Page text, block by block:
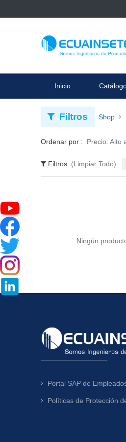
Inicio
Filtros Shop
Ordenar por : Precio: Alto
Filtros (Limpiar Todo)
Ningún
Portal SAP de
Políticas de Protección